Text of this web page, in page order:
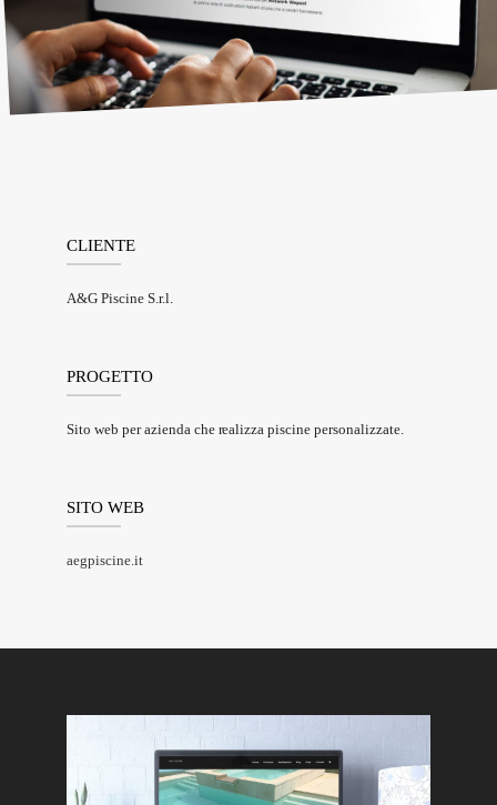
CLIENTE
A&G Piscine S.r.l.
PROGETTO
Sito web per azienda che realizza piscine personalizzate.
SITO WEB
aegpiscine.it